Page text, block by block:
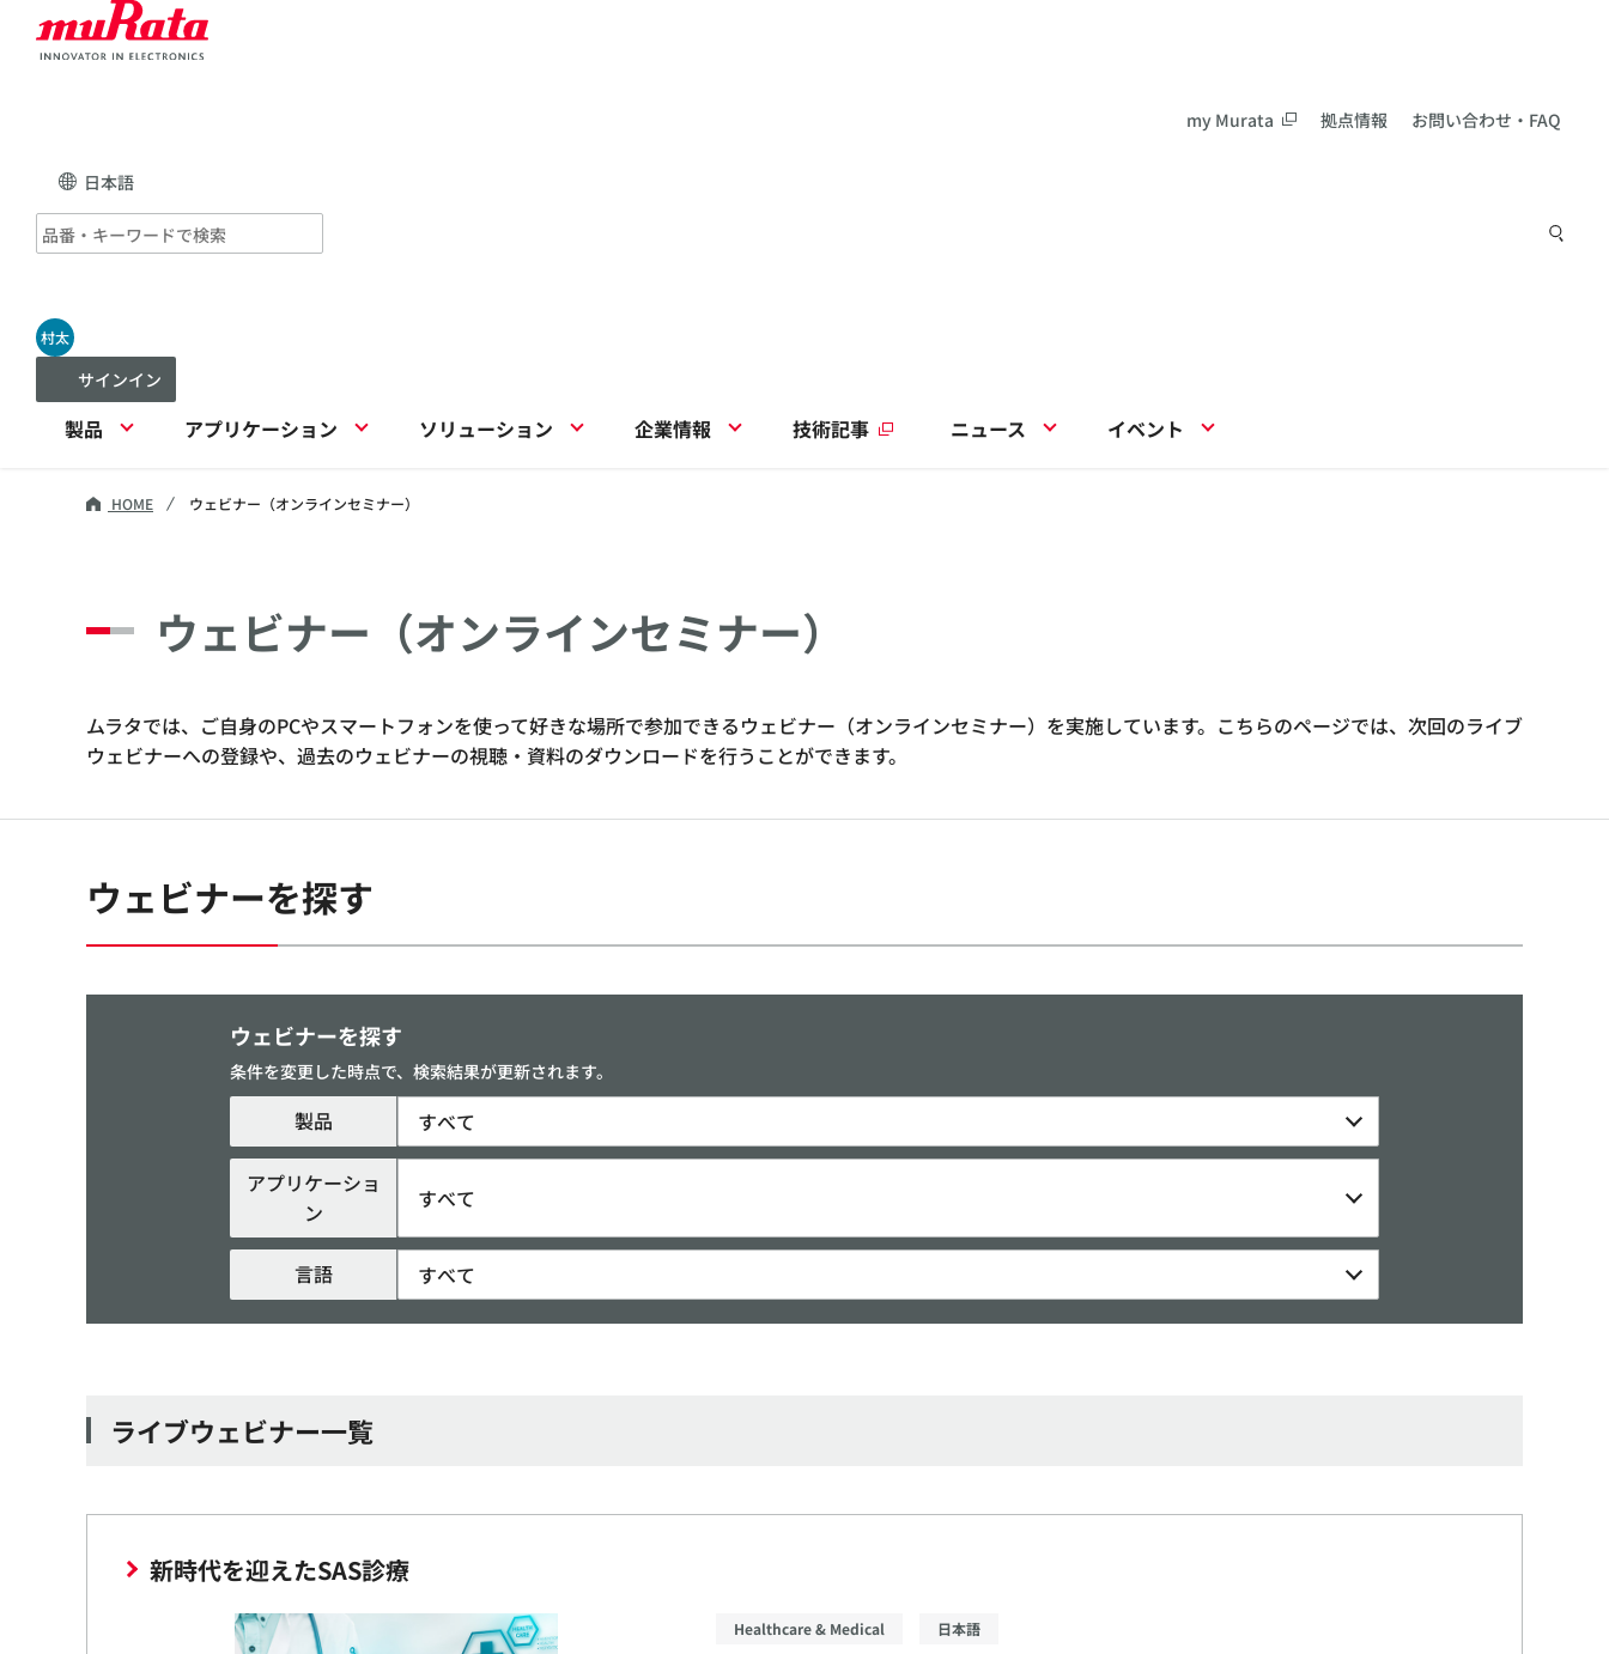
my Murata 拠点情報 お問い合わせ・FAQ
日本語
村太
サインイン
製品 アプリケーション ソリューション 企業情報 技術記事 ニュース イベント
HOME ウェビナー（オンラインセミナー）
ウェビナー（オンラインセミナー）
ムラタでは、ご自身のPCやスマートフォンを使って好きな場所で参加できるウェビナー（オンラインセミナー）を実施しています。こちらのページでは、次回のライブ
ウェビナーへの登録や、過去のウェビナーの視聴・資料のダウンロードを行うことができます。
ウェビナーを探す
ウェビナーを探す
条件を変更した時点で、検索結果が更新されます。
製品 すべて
アプリケーショ
ン
すべて
言語 すべて
ライブウェビナー一覧
新時代を迎えたSAS診療
Healthcare & Medical 日本語